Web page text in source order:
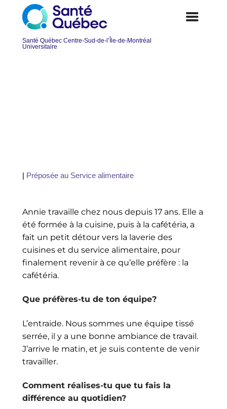
Préposée au Service alimentaire
Annie travaille chez nous depuis 17 ans. Elle a
été formée à la cuisine, puis à la cafétéria, a
fait un petit détour vers la laverie des
cuisines et du service alimentaire, pour
finalement revenir à ce qu’elle préfère : la
cafétéria.
Que préfères-tu de ton équipe?
L’entraide. Nous sommes une équipe tissé
serrée, il y a une bonne ambiance de travail.
J’arrive le matin, et je suis contente de venir
travailler.
Comment réalises-tu que tu fais la
différence au quotidien?